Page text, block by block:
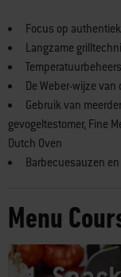
Focus op
Langzame
De Weber-wijze
Gebruik van
gevogeltestomer, Fine
Dutch Oven
Menu